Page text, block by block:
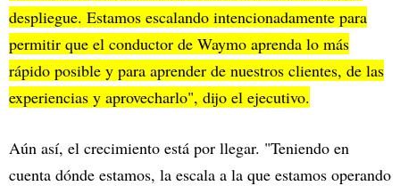
despliegue. Estamos escalando intencionadamente para
permitir que el conductor de Waymo aprenda lo más
rápido posible y para aprender de nuestros clientes, de las
experiencias y aprovecharlo", dijo el ejecutivo.
Aún así, el crecimiento está por llegar. "Teniendo en
cuenta dónde estamos, la escala a la que estamos operando